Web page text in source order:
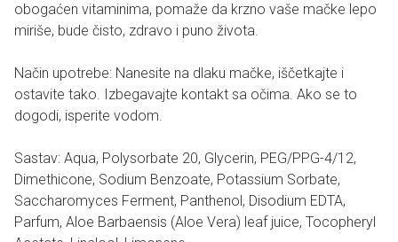
obogaćen vitaminima, pomaže da krzno vaše mačke lepo
miriše, bude čisto, zdravo i puno života.
Način upotrebe: Nanesite na dlaku mačke, iščetkajte i
ostavite tako. Izbegavajte kontakt sa očima. Ako se to
dogodi, isperite vodom.
Sastav: Aqua, Polysorbate 20, Glycerin, PEG/PPG-4/12,
Dimethicone, Sodium Benzoate, Potassium Sorbate,
Saccharomyces Ferment, Panthenol, Disodium EDTA,
Parfum, Aloe Barbaensis (Aloe Vera) leaf juice, Tocopheryl